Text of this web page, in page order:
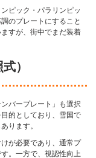
ピック・パラリンピッ
のプレートにすること
すが、街中でまだ装着
）
バープレート」も選択
的としており、雪国で
ります。
が必要であり、通常プ
。一方で、視認性向上